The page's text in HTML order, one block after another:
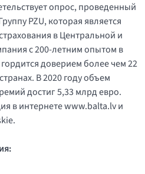
опрос, проведенный
PZU, которая является
в Центральной и
с 200-летним опытом в
доверием более чем 22
В 2020 году объем
достиг 5,33 млрд евро.
в интернете www.balta.lv и